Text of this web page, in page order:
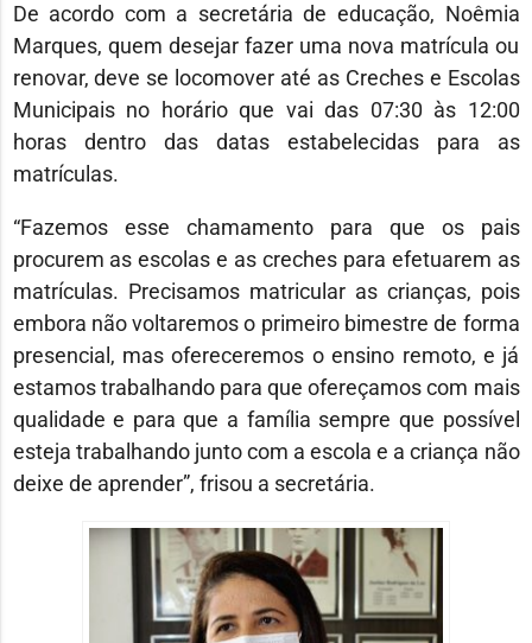
De acordo com a secretária de educação, Noêmia
Marques, quem desejar fazer uma nova matrícula ou
renovar, deve se locomover até as Creches e Escolas
Municipais no horário que vai das 07:30 às 12:00
horas dentro das datas estabelecidas para as
matrículas.
“Fazemos esse chamamento para que os pais
procurem as escolas e as creches para efetuarem as
matrículas. Precisamos matricular as crianças, pois
embora não voltaremos o primeiro bimestre de forma
presencial, mas ofereceremos o ensino remoto, e já
estamos trabalhando para que ofereçamos com mais
qualidade e para que a família sempre que possível
esteja trabalhando junto com a escola e a criança não
deixe de aprender”, frisou a secretária.